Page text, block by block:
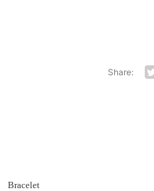
Share:
Bracelet